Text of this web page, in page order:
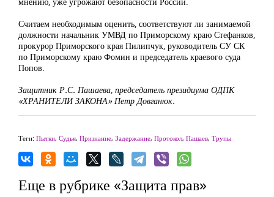
Считаем необходимым оценить, соответствуют ли занимаемой
должности начальник УМВД по Приморскому краю Стефанков,
прокурор Приморского края Пилипчук, руководитель СУ СК
по Приморскому краю Фомин и председатель краевого суда
Попов.
Защитник Р.С. Пашаева, председатель президиума ОДПК
«ХРАНИТЕЛИ ЗАКОНА» Петр Довганюк.
Теги: Пытки, Судья, Признание, Задержание, Протокол, Пашаев, Трупы
Еще в рубрике «Защита прав»